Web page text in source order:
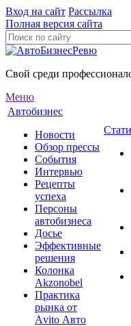
Вход на сайт Рассылка
Полная версия сайта
Свой среди
Меню
Автобизнес
Новости
Обзор прессы
События
Интервью
Рецепты
успеха
Персоны
автобизнеса
Досье
Эффективные
решения
Колонка
Akzonobel
Практика
рынка от
Аvito Авто